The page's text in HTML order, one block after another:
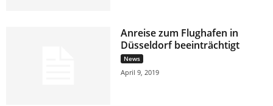
Anreise zum Flughafen in
Düsseldorf beeinträchtigt
News
April 9, 2019